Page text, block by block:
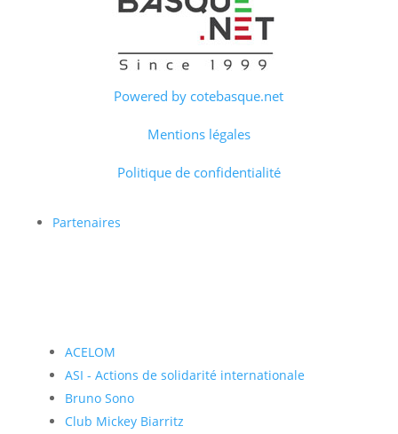
Powered by cotebasque.net
Mentions légales
Politique de confidentialité
Partenaires
ACELOM
ASI - Actions de solidarité internationale
Bruno Sono
Club Mickey Biarritz